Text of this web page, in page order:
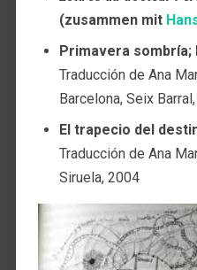
(zusammen mit
Primavera sombría;
Traducción de Ana
Barcelona, Seix
El trapecio del
Traducción de Ana
Siruela, 2004